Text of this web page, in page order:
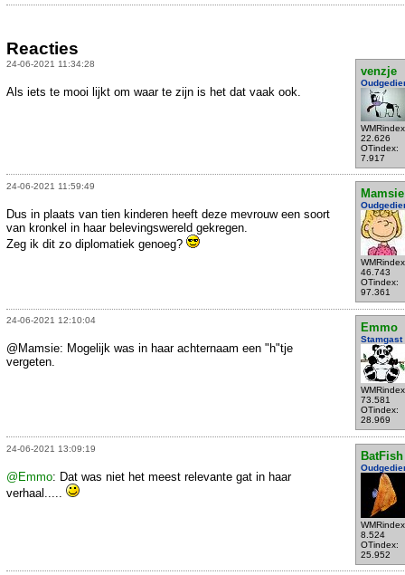
Reacties
24-06-2021 11:34:28
venzje
22.626
OTindex:
7.917
Als iets te mooi lijkt om waar te zijn is het dat vaak ook.
24-06-2021 11:59:49
Mamsie
46.743
OTindex:
97.361
Dus in plaats van tien kinderen heeft deze mevrouw een soort
van kronkel in haar belevingswereld gekregen.
Zeg ik dit zo diplomatiek genoeg?
24-06-2021 12:10:04
Emmo
Stamgast
73.581
OTindex:
28.969
@Mamsie: Mogelijk was in haar achternaam een "h"tje
vergeten.
24-06-2021 13:09:19
BatFish
8.524
OTindex:
25.952
@Emmo: Dat was niet het meest relevante gat in haar
verhaal.....